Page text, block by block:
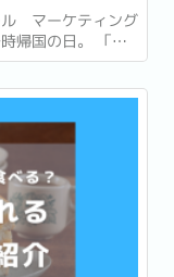
ル マーケティング
帰国の日。 「最
お土産を買う時間
予定が詰まってい
経験はありません